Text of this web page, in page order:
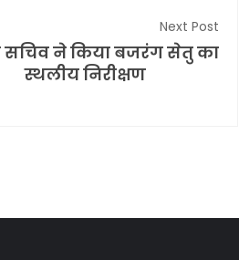
Next Post
ने किया बजरंग सेतु का
स्थलीय निरीक्षण